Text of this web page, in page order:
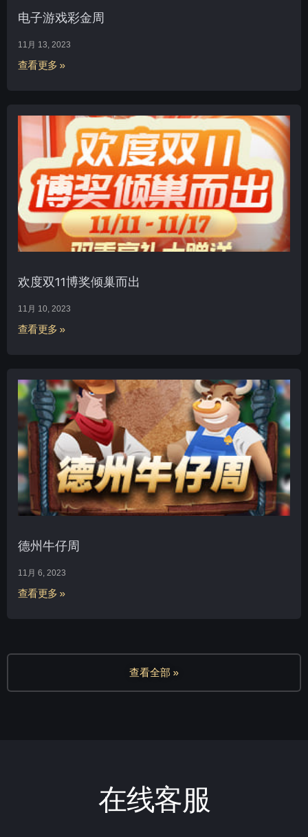
电子游戏彩金周
11月 13, 2023
查看更多 »
欢度双11博奖倾巢而出
11月 10, 2023
查看更多 »
德州牛仔周
11月 6, 2023
查看更多 »
查看全部 »
在线客服